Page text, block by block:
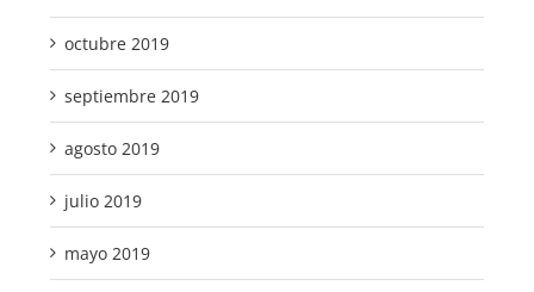
octubre 2019
septiembre 2019
agosto 2019
julio 2019
mayo 2019